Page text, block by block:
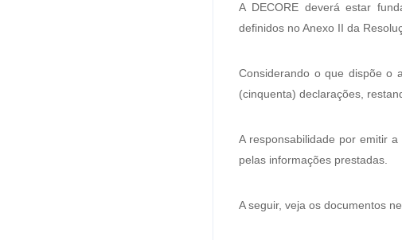
A DECORE deverá estar
definidos no Anexo II da
Considerando o que dispõe o
(cinquenta) declarações,
A responsabilidade por emitir
pelas informações prestadas.
A seguir, veja os documentos